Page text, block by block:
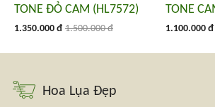
TONE ĐỎ CAM (HL7572)
1.350.000 đ 1.500.000 đ
TONE
1.100.000 đ
Hoa Lụa Đẹp